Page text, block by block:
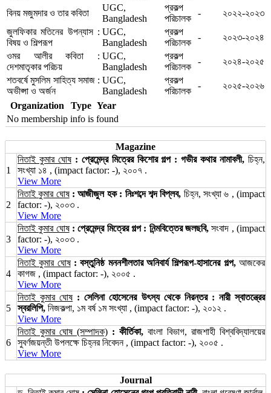
বিনয় মজুমদার ও তার কবিতা
UGC,
Bangladesh
প্রকল্প
পরিচালক
-
২০২২-২০২৩
জুলফিকার মতিনের উপন্যাস :
বিষয় ও শিল্পরূপ
UGC,
Bangladesh
প্রকল্প
পরিচালক
-
২০২৩-২০২৪
ওমর আলীর কবিতা :
দেশমাতৃকার পরিচয়
UGC,
Bangladesh
প্রকল্প
পরিচালক
-
২০২৪-২০২৫
শতবর্ষে মুসলিম সাহিত্য সমাজ :
অভীপ্সা ও অর্জন
UGC,
Bangladesh
প্রকল্প
পরিচালক
-
২০২৫-২০২৬
Organization
Type Year
No membership info is found
Magazine
1
নিতাই কুমার ঘোষ : প্রেমেন্দ্র মিত্রের কিশোর গল্প : গভীর কথার নামাবলী, চিহ্ন,
সংখ্যা ১৪ , (impact factor: -), ২০০৭ .
View More
2
নিতাই কুমার ঘোষ : আজীজুল হক : নিঃশব্দে শব্দ বিপ্লব, চিহ্ন, সংখ্যা ৬ , (impact
factor: -), ২০০৩ .
View More
3
নিতাই কুমার ঘোষ : প্রেমেন্দ্র মিত্রের গল্প : নিন্মবিত্তের জলছবি, সংবাদ , (impact
factor: -), ২০০৩ .
View More
4
নিতাই কুমার ঘোষ : বস্তুনিষ্ঠ মননশীলতার অনিবার্য শিল্পরূপ-হাসানের গল্প,আজকের
কাগজ , (impact factor: -), ২০০৫ .
View More
5
নিতাই কুমার ঘোষ : সেলিনা হোসেনের উৎস্য থেকে নিরন্তর : নারী স্বাতন্ত্রের
স্বরলিপি, নিজকল্পা, ১ম বর্ষ ১ম সংখ্যা , (impact factor: -), ২০১২ .
View More
6
নিতাই কুমার ঘোষ (সম্পাদক) : কীর্তিকা, বাংলা বিভাগ, রাজশাহী বিশ্ববিদ্যালয়ের
সুবর্ণজয়ন্তী উপলক্ষে চিহ্নর নিবেদন , (impact factor: -), ২০০৫ .
View More
Journal